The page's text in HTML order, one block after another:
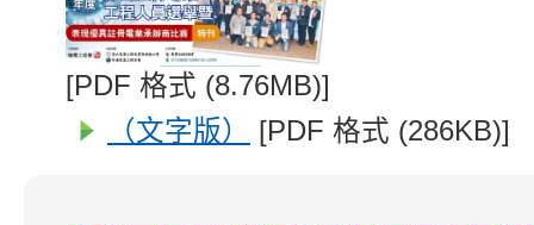
[PDF 格式 (8.76MB)]
（文字版）
[PDF 格式 (286KB)]